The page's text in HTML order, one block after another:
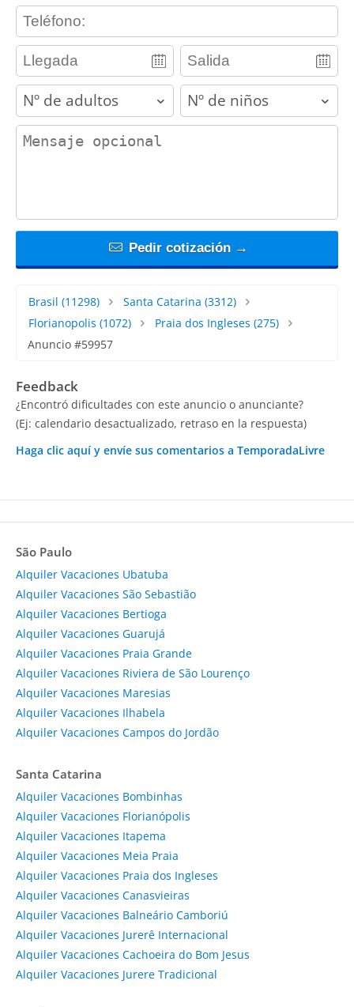
contact_phone
adults children
contact_message
Pedir cotización →
Brasil (11298) Santa Catarina (3312)
Florianopolis (1072) Praia dos Ingleses (275)
Anuncio #59957
Feedback
¿Encontró dificultades con este anuncio o anunciante?
(Ej: calendario desactualizado, retraso en la respuesta)
Haga clic aquí y envíe sus comentarios a TemporadaLivre
São Paulo
Alquiler Vacaciones Ubatuba
Alquiler Vacaciones São Sebastião
Alquiler Vacaciones Bertioga
Alquiler Vacaciones Guarujá
Alquiler Vacaciones Praia Grande
Alquiler Vacaciones Riviera de São Lourenço
Alquiler Vacaciones Maresias
Alquiler Vacaciones Ilhabela
Alquiler Vacaciones Campos do Jordão
Santa Catarina
Alquiler Vacaciones Bombinhas
Alquiler Vacaciones Florianópolis
Alquiler Vacaciones Itapema
Alquiler Vacaciones Meia Praia
Alquiler Vacaciones Praia dos Ingleses
Alquiler Vacaciones Canasvieiras
Alquiler Vacaciones Balneário Camboriú
Alquiler Vacaciones Jurerê Internacional
Alquiler Vacaciones Cachoeira do Bom Jesus
Alquiler Vacaciones Jurere Tradicional